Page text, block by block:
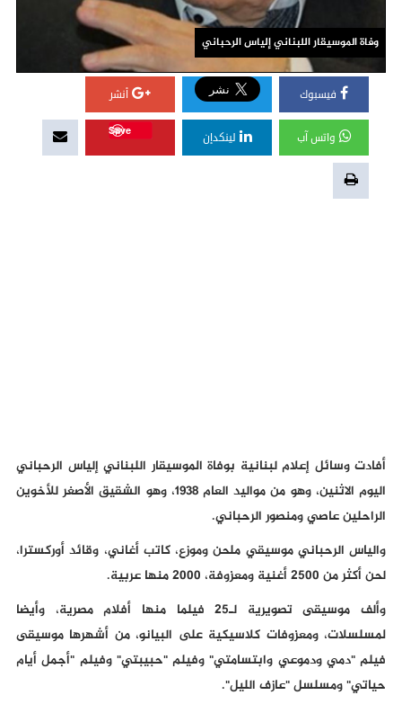
وفاة الموسيقار اللبناني إلياس الرحباني
فيسبوك أنشر
واتس آب لينكدإن
Save
أفادت وسائل إعلام لبنانية بوفاة الموسيقار اللبناني إلياس الرحباني
اليوم الاثنين، وهو من مواليد العام 1938، وهو الشقيق الأصغر للأخوين
الراحلين عاصي ومنصور الرحباني.
والياس الرحباني موسيقي ملحن وموزع، كاتب أغاني، وقائد أوركسترا،
لحن أكثر من 2500 أغنية ومعزوفة، 2000 منها عربية.
وألف موسيقى تصويرية لـ25 فيلما منها أفلام مصرية، وأيضا
لمسلسلات، ومعزوفات كلاسيكية على البيانو، من أشهرها موسيقى
فيلم "دمي ودموعي وابتسامتي" وفيلم "حبيبتي" وفيلم "أجمل أيام
حياتي" ومسلسل "عازف الليل".